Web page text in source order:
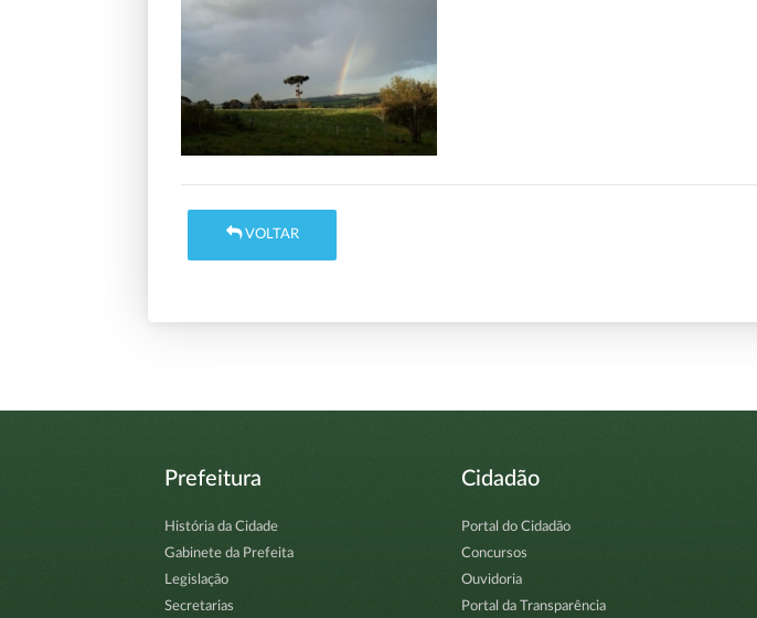
VOLTAR
Prefeitura
História da Cidade
Gabinete da Prefeita
Legislação
Secretarias
Cidadão
Portal do Cidadão
Concursos
Ouvidoria
Portal da Transparência